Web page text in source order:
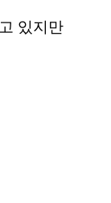
있지만